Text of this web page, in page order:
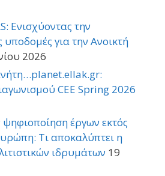
Ενισχύοντας την
υποδομές για την Ανοικτή
2026
CEE Spring 2026
έργων εκτός
Τι αποκαλύπτει η
ιδρυμάτων 19